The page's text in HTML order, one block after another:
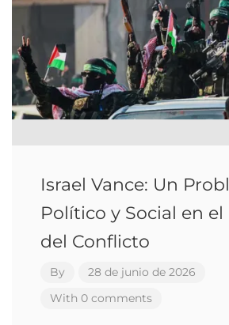
Israel Vance: Un
Político y Social en el
del Conflicto
By
28 de junio de 2026
With 0 comments